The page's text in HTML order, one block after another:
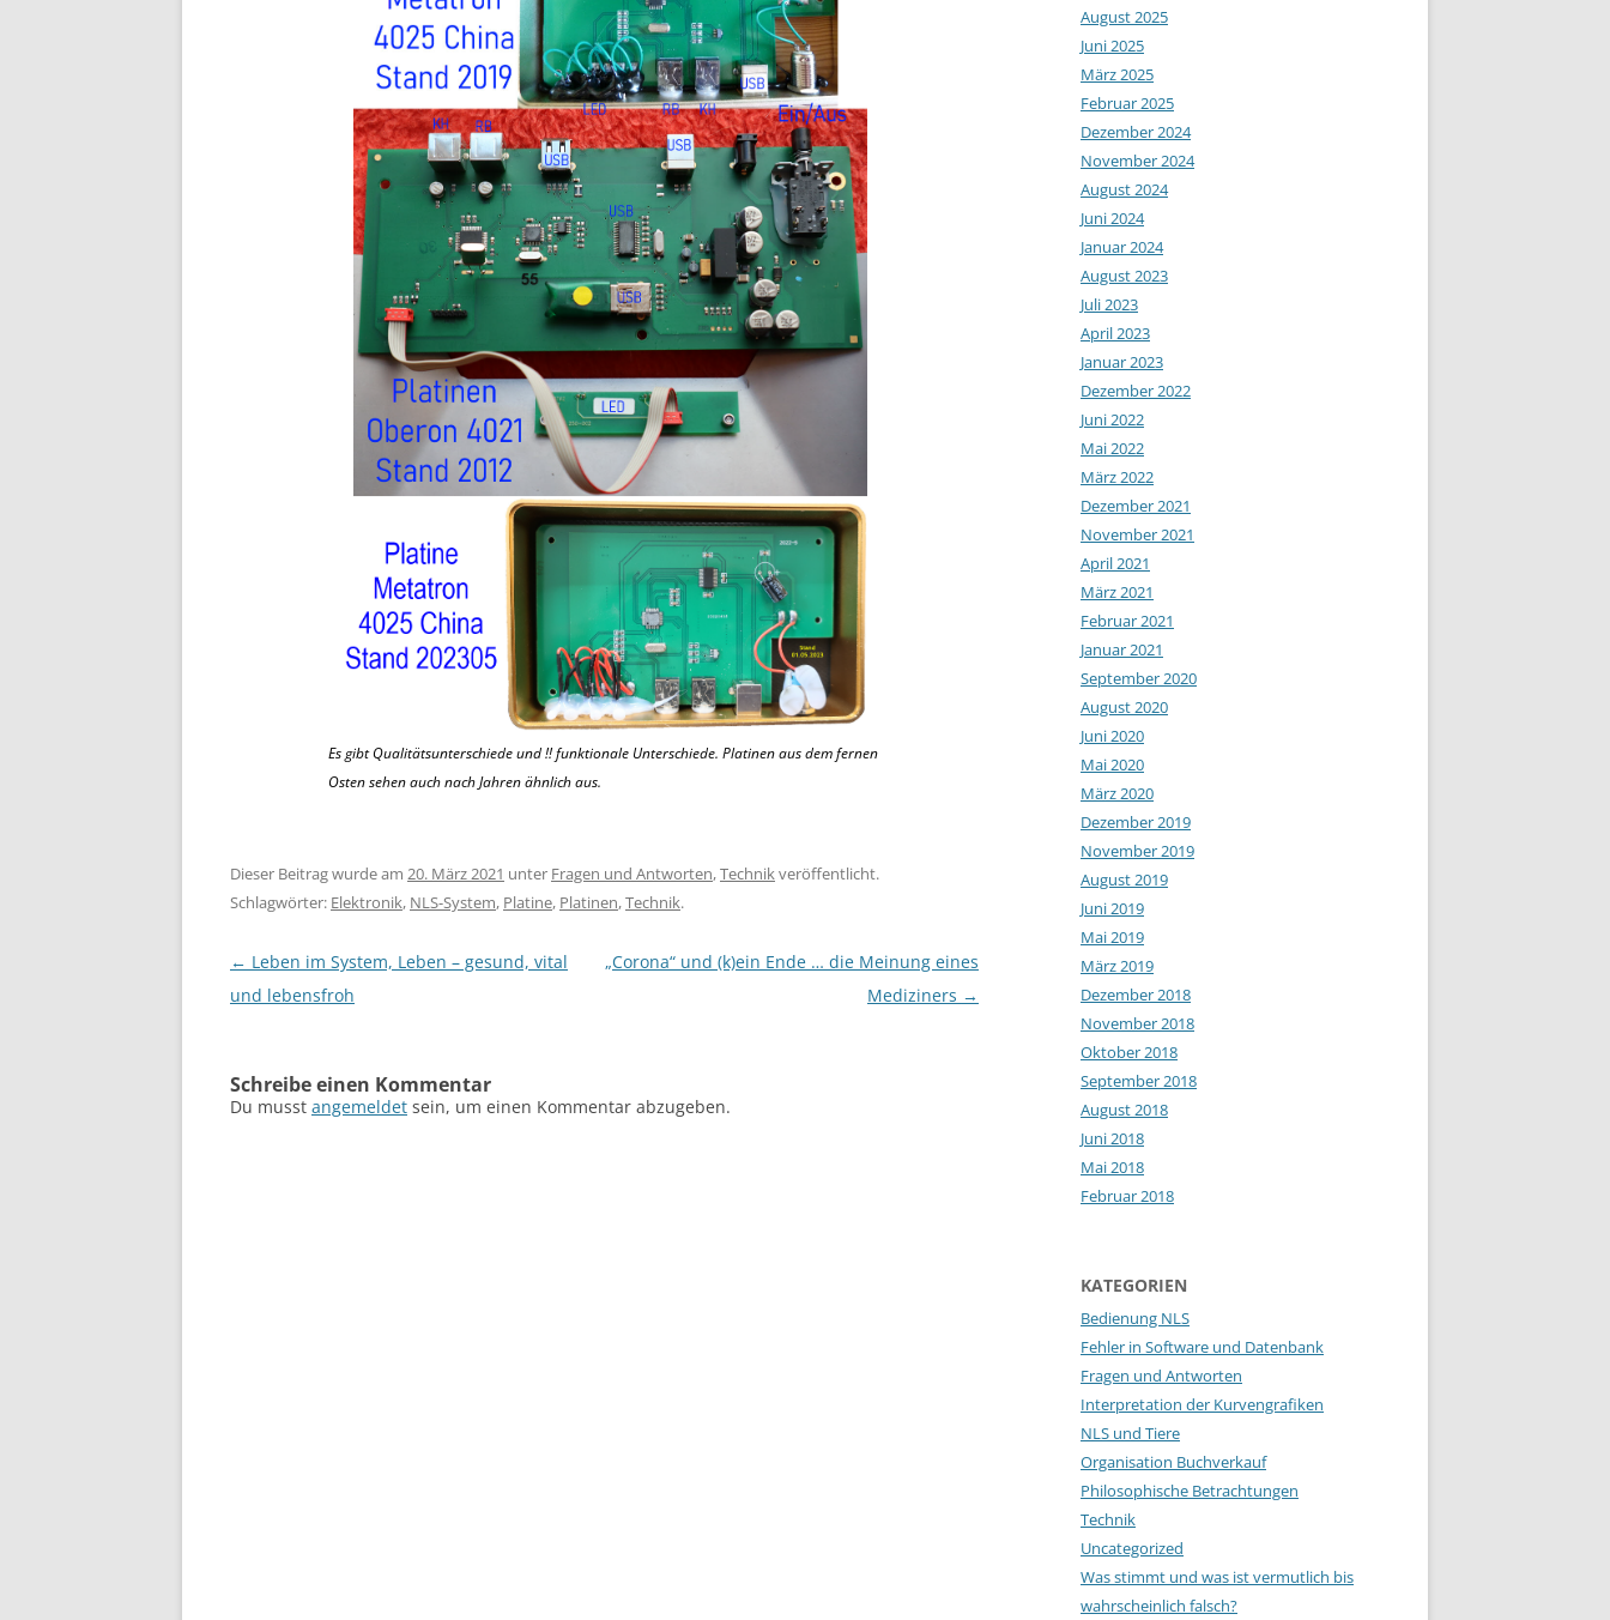
Es gibt Qualitätsunterschiede und !! funktionale Unterschiede. Platinen aus dem fernen
Osten sehen auch nach Jahren ähnlich aus.
Dieser Beitrag wurde am 20. März 2021 unter Fragen und Antworten,Technikveröffentlicht.
Schlagwörter: Elektronik, NLS-System, Platine, Platinen,Technik.
Beitragsnavigation
← Leben im System, Leben – gesund, vital
und lebensfroh
„Corona“ und (k)ein Ende … die Meinung eines
Mediziners →
Schreibe einen Kommentar
Du musst angemeldet sein, um einen Kommentar abzugeben.
August 2025
Juni 2025
März 2025
Februar 2025
Dezember 2024
November 2024
August 2024
Juni 2024
Januar 2024
August 2023
Juli 2023
April 2023
Januar 2023
Dezember 2022
Juni 2022
Mai 2022
März 2022
Dezember 2021
November 2021
April 2021
März 2021
Februar 2021
Januar 2021
September 2020
August 2020
Juni 2020
Mai 2020
März 2020
Dezember 2019
November 2019
August 2019
Juni 2019
Mai 2019
März 2019
Dezember 2018
November 2018
Oktober 2018
September 2018
August 2018
Juni 2018
Mai 2018
Februar 2018
KATEGORIEN
Bedienung NLS
Fehler in Software und Datenbank
Fragen und Antworten
Interpretation der Kurvengrafiken
NLS und Tiere
Organisation Buchverkauf
Philosophische Betrachtungen
Technik
Uncategorized
Was stimmt und was ist vermutlich bis
wahrscheinlich falsch?